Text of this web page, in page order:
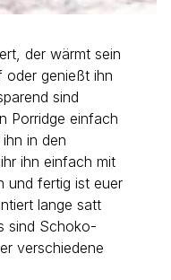
der wärmt sein
oder genießt ihn
sind
Porridge einfach
in den
ihn einfach mit
und fertig ist euer
lange satt
sind Schoko-
verschiedene